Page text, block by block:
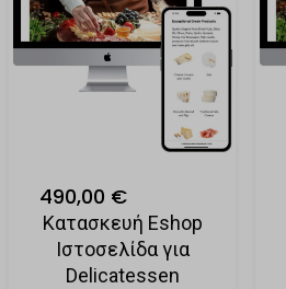
490,00 €
Κατασκευή Eshop
Ιστοσελίδα για
Delicatessen